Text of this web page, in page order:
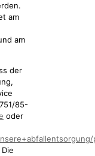
am
am
der
85-
oder